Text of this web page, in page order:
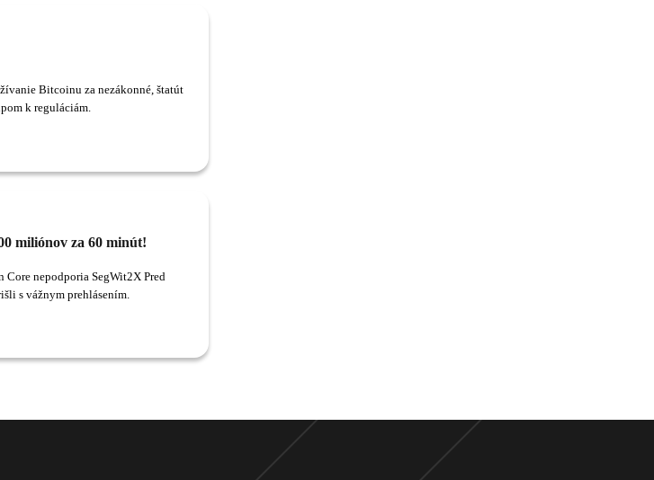
Bitcoinu za nezákonné, štatút
k reguláciám.
miliónov za 60 minút!
s vážnym prehlásením.